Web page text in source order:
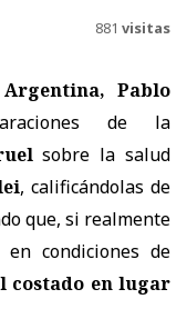
881 visitas
Pablo
de la
sobre la salud
, calificándolas de
que, si realmente
condiciones de
costado en lugar